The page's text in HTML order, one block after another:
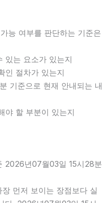
능 여부를 판단하는 기준은
있는 요소가 있는지
인 절차가 있는지
기준으로 현재 안내되는 내
야 할 부분이 있는지
2026년07월03일 15시28분
먼저 보이는 장점보다 실